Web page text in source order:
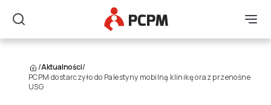
Szukaj
Główne Logo
/Aktualności/
PCPM dostarczyło do Palestyny mobilną klinikę oraz przenośne
USG